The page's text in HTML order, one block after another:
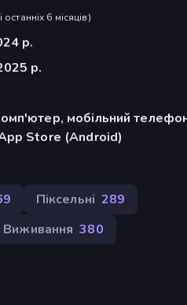
6 місяців)
р.
р.
мобільний
Store (Android)
Піксельні 289
Виживання 380